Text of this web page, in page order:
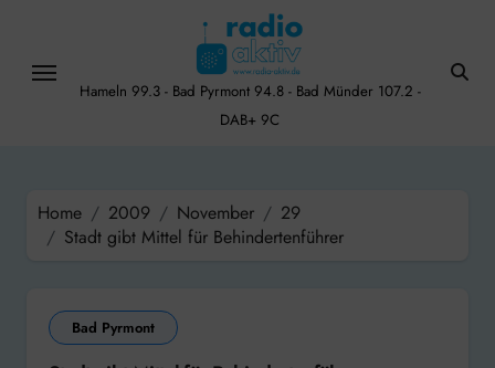
content
Hameln 99.3 - Bad Pyrmont 94.8 - Bad Münder 107.2 -
DAB+ 9C
Home 2009 November
29
Stadt gibt Mittel für Behindertenführer
Bad Pyrmont